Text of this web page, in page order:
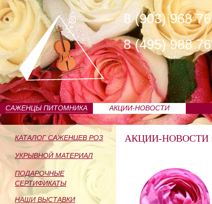
8 (903) 968
8 (495) 988
САЖЕНЦЫ ПИТОМНИКА АКЦИИ-НОВОСТИ
КАТАЛОГ САЖЕНЦЕВ РОЗ
УКРЫВНОЙ МАТЕРИАЛ
ПОДАРОЧНЫЕ
СЕРТИФИКАТЫ
НАШИ ВЫСТАВКИ
АКЦИИ-НОВОСТИ